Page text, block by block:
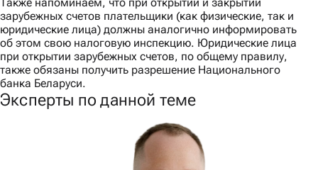
зарубежных счетов плательщики (как физические, так и
юридические лица) должны аналогично информировать
об этом свою налоговую инспекцию. Юридические лица
при открытии зарубежных счетов, по общему правилу,
также обязаны получить разрешение Национального
банка Беларуси.
Эксперты по данной теме